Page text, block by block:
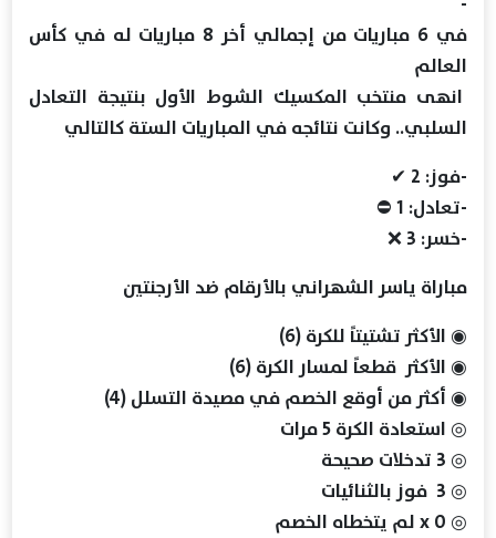
في 6 مباريات من إجمالي أخر 8 مباريات له في كأس
العالم
انهى منتخب المكسيك الشوط الأول بنتيجة التعادل
السلبي.. وكانت نتائجه في المباريات الستة كالتالي
-فوز: 2 ✔
-تعادل: 1 ⛔
-خسر: 3 ❌
مباراة ياسر الشهراني بالأرقام ضد الأرجنتين
◉ الأكثر تشتيتاً للكرة (6)
◉ الأكثر قطعاً لمسار الكرة (6)
◉ أكثر من أوقع الخصم في مصيدة التسلل (4)
◎ استعادة الكرة 5 مرات
◎ 3 تدخلات صحيحة
◎ 3 فوز بالثنائيات
◎ 0 x لم يتخطاه الخصم